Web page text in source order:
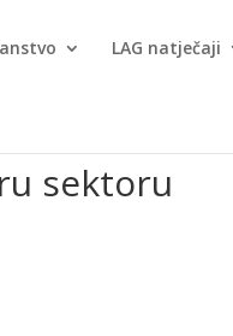
LAG natječaji
sektoru